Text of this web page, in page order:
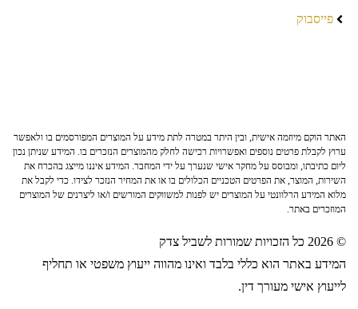
פייסבוק
האתר הוקם מיוזמה אישית, ובין היתר במטרה לתת מידע על המוצרים המפורסמים בו ולאפשר
ערוץ לקבלת פרטים נוספים ואפשרויות רכישה לחלק מהמוצרים הנזכרים בו. המידע שניתן נכון
ליום כתיבתו, ומבוסס על מחקר אישי שנערך על ידי המחבר. המידע איננו מייצג בהכרח את
השירות, המוצר, את הפרטים הטכניים הכלולים בו או את המחיר הנזכר לצידו. כדי לקבל את
מלוא המידע הרלוונטי על המוצרים יש לפנות למשווקים המורשים ו/או ליצרנים של המוצרים
המוזכרים באתר.
© 2026 כל הזכויות שמורות לשביל צדק
המידע באתר הוא כללי בלבד ואינו מהווה ייעוץ משפטי או תחליף
לייעוץ אישי מעורך דין.